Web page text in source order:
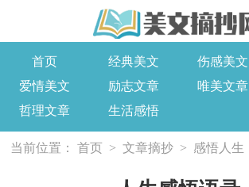
首页 经典美文 伤感美文
爱情美文
励志文章 唯美文章
哲理文章
生活感悟
当前位置： 首页 > 文章摘抄 > 感悟人生